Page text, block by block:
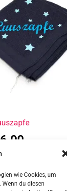
wie Cookies, um
du diesen